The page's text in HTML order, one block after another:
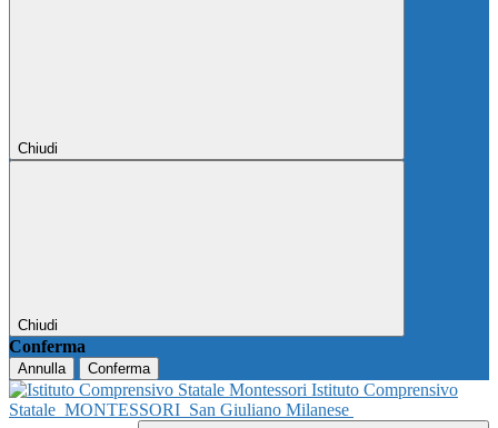
Chiudi
Chiudi
Conferma
Annulla Conferma
Istituto Comprensivo
Statale MONTESSORI San Giuliano Milanese